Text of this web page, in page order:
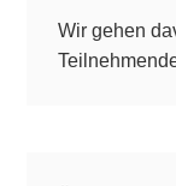
Wir gehen